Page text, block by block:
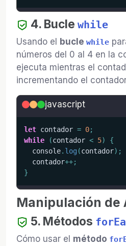
4. Bucle while
Usando el bucle while
números del 0 al 4 en la
ejecuta mientras el
incrementando el
javascript
let contador = 0;
while
(contador < 5)
{
  console
. log (contador) ;
  contador
++;
}
Manipulación de
5. Métodos
Cómo usar el método